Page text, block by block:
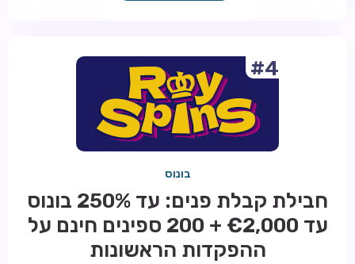
#4
בונוס
חבילת קבלת פנים: עד 250% בונוס
עד €2,000 + 200 ספינים חינם על
ההפקדות הראשונות